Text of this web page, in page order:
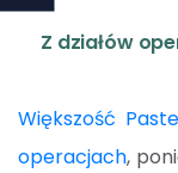
Z działów
Większość
operacjach,